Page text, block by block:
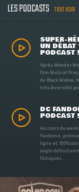
LES PODCASTS TOUT VOIR
SUPER-
UN
PODCAST !
Après Wonder
film Birds of
de Black Widow,
très diversifié
DC
PODCAST !
Au cours du
Fandome,
ligne et 100%
angle
filmiques ...